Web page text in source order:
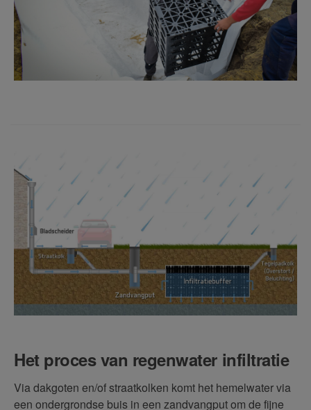
Het proces van regenwater infiltratie
Via dakgoten en/of straatkolken komt het hemelwater via
een ondergrondse buis in een zandvangput om de fijne